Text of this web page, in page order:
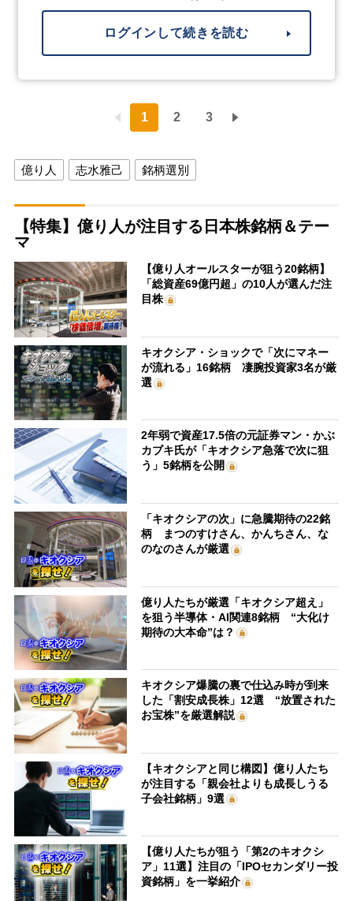
ログインして続きを読む
1 2 3
億り人 志水雅己 銘柄選別
【特集】億り人が注目する日本株銘柄＆テー
マ
【億り人オールスターが狙う20銘柄】
「総資産69億円超」の10人が選んだ注
目株
キオクシア・ショックで「次にマネー
が流れる」16銘柄 凄腕投資家3名が厳
選
2年弱で資産17.5倍の元証券マン・かぶ
カブキ氏が「キオクシア急落で次に狙
う」5銘柄を公開
「キオクシアの次」に急騰期待の22銘
柄 まつのすけさん、かんちさん、な
のなのさんが厳選
億り人たちが厳選「キオクシア超え」
を狙う半導体・AI関連8銘柄 “大化け
期待の大本命”は？
キオクシア爆騰の裏で仕込み時が到来
した「割安成長株」12選 “放置された
お宝株”を厳選解説
【キオクシアと同じ構図】億り人たち
が注目する「親会社よりも成長しうる
子会社銘柄」9選
【億り人たちが狙う「第2のキオクシ
ア」11選】注目の「IPOセカンダリー投
資銘柄」を一挙紹介